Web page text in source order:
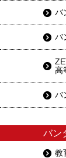
バ
バ
高
バ
バン
教